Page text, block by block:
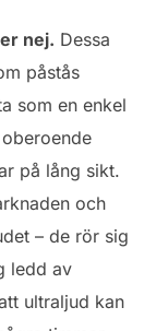
nej. Dessa
påstås
som en enkel
på lång sikt.
och
– de rör sig
ledd av
ultraljud kan